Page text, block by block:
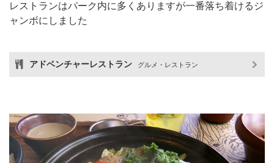
レストランはパーク内に多くありますが一番落ち着けるジ
ャンボにしました
アドベンチャーレストラン グルメ・レストラン